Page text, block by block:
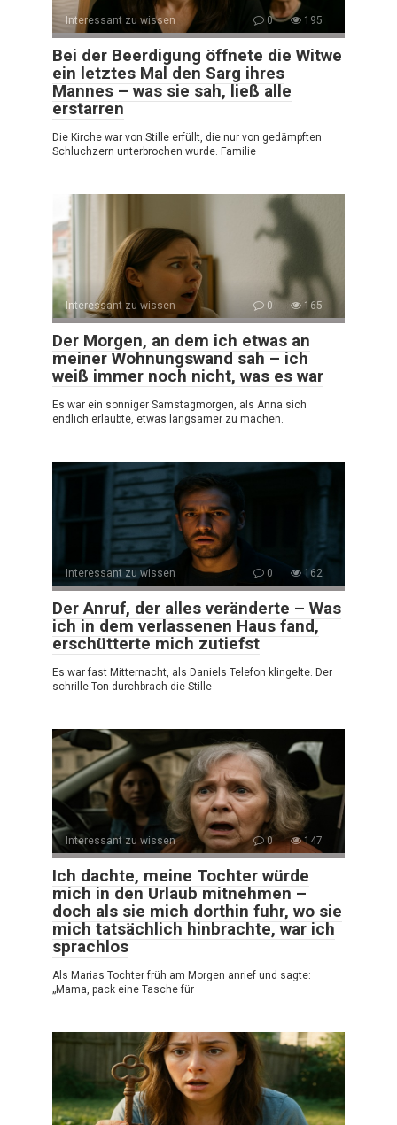
Interessant zu wissen 0 195
Bei der Beerdigung öffnete die Witwe
ein letztes Mal den Sarg ihres
Mannes – was sie sah, ließ alle
erstarren
Die Kirche war von Stille erfüllt, die nur von gedämpften
Schluchzern unterbrochen wurde. Familie
Interessant zu wissen 0 165
Der Morgen, an dem ich etwas an
meiner Wohnungswand sah – ich
weiß immer noch nicht, was es war
Es war ein sonniger Samstagmorgen, als Anna sich
endlich erlaubte, etwas langsamer zu machen.
Interessant zu wissen 0 162
Der Anruf, der alles veränderte – Was
ich in dem verlassenen Haus fand,
erschütterte mich zutiefst
Es war fast Mitternacht, als Daniels Telefon klingelte. Der
schrille Ton durchbrach die Stille
Interessant zu wissen 0 147
Ich dachte, meine Tochter würde
mich in den Urlaub mitnehmen –
doch als sie mich dorthin fuhr, wo sie
mich tatsächlich hinbrachte, war ich
sprachlos
Als Marias Tochter früh am Morgen anrief und sagte:
„Mama, pack eine Tasche für